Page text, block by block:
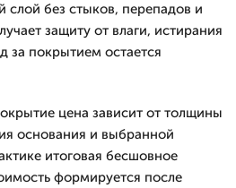
слой без стыков, перепадов и
защиту от влаги, истирания
за покрытием остается
цена зависит от толщины
основания и выбранной
итоговая бесшовное
формируется после